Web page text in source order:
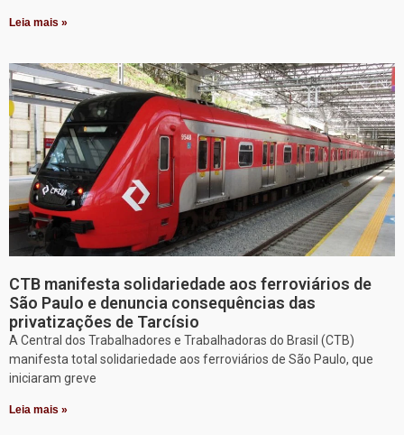
Leia mais »
CTB manifesta solidariedade aos ferroviários de
São Paulo e denuncia consequências das
privatizações de Tarcísio
A Central dos Trabalhadores e Trabalhadoras do Brasil (CTB)
manifesta total solidariedade aos ferroviários de São Paulo, que
iniciaram greve
Leia mais »